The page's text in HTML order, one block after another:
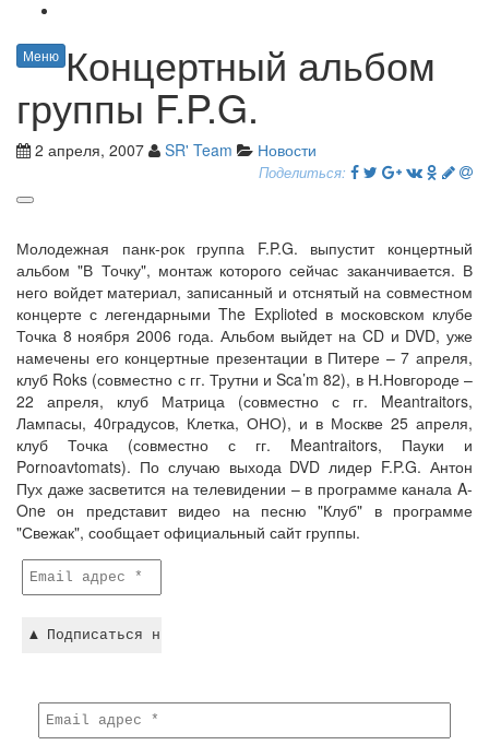
Меню Концертный альбом
группы F.P.G.
2 апреля, 2007 SR' Team Новости
Поделиться:
Молодежная панк-рок группа F.P.G. выпустит концертный
альбом "В Точку", монтаж которого сейчас заканчивается. В
него войдет материал, записанный и отснятый на совместном
концерте с легендарными The Explioted в московском клубе
Точка 8 ноября 2006 года. Альбом выйдет на CD и DVD, уже
намечены его концертные презентации в Питере – 7 апреля,
клуб Roks (совместно с гг. Трутни и Sca’m 82), в Н.Новгороде –
22 апреля, клуб Матрица (совместно с гг. Meantraitors,
Лампасы, 40градусов, Клетка, ОНО), и в Москве 25 апреля,
клуб Точка (совместно с гг. Meantraitors, Пауки и
Pornoavtomats). По случаю выхода DVD лидер F.P.G. Антон
Пух даже засветится на телевидении – в программе канала A-
One он представит видео на песню "Клуб" в программе
"Свежак", сообщает официальный сайт группы.